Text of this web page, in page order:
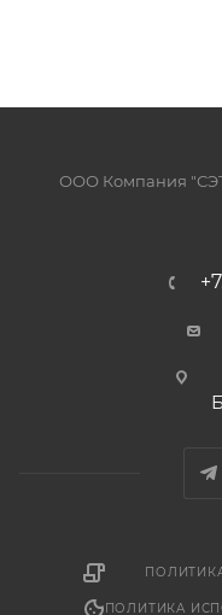
ООО Компания
ПОЛИТИКА